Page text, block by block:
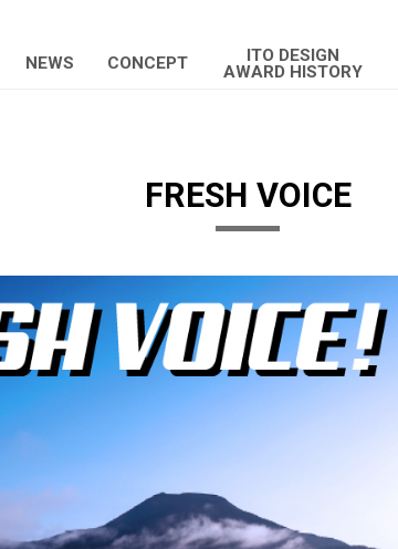
NEWS CONCEPT
ITO DESIGN
AWARD HISTORY
FRESH VOICE